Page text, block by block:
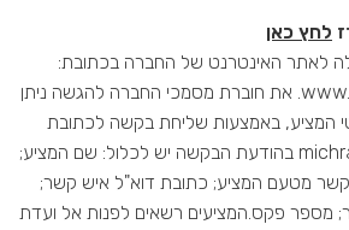
לחץ כאן
לאתר האינטרנט של החברה בכתובת:
www.enviro-services.co.il. את חוברת מסמכי החברה להגשה ניתן
המציע, באמצעות שליחת בקשה לכתובת
דוא"ל michrazim@escil.co.il בהודעת הבקשה יש לכלול: שם המציע;
מטעם המציע; כתובת דוא"ל איש קשר;
מספר פקס.המציעים רשאים לפנות אל ועדת